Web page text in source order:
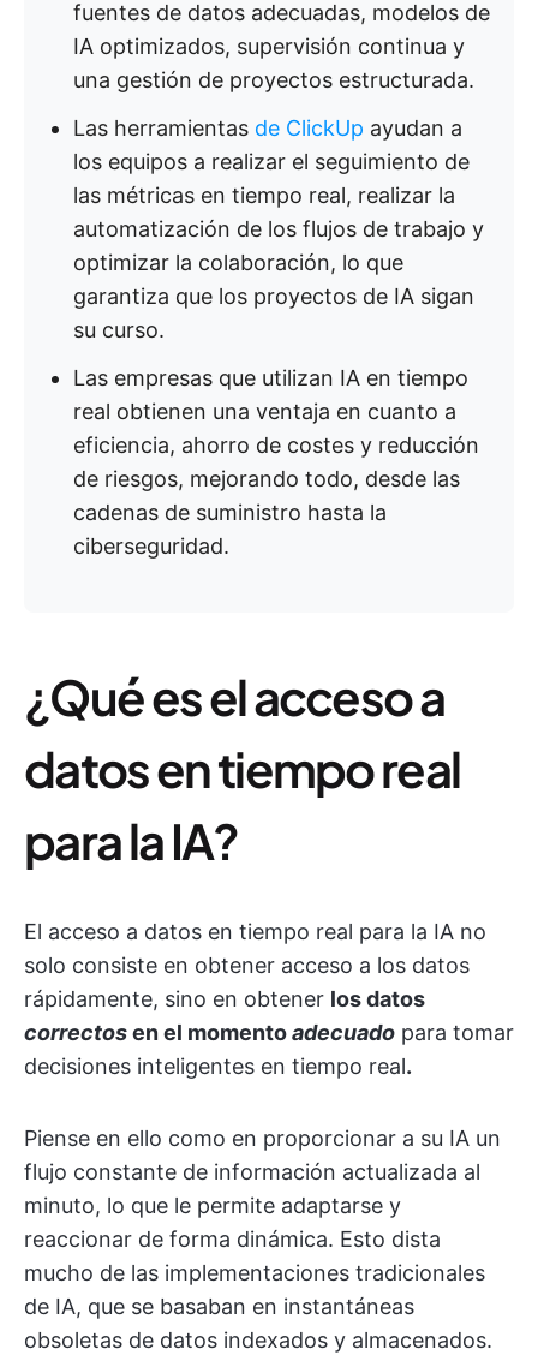
fuentes de datos adecuadas, modelos de
IA optimizados, supervisión continua y
una gestión de proyectos estructurada.
Las herramientas de ClickUp ayudan a
los equipos a realizar el seguimiento de
las métricas en tiempo real, realizar la
automatización de los flujos de trabajo y
optimizar la colaboración, lo que
garantiza que los proyectos de IA sigan
su curso.
Las empresas que utilizan IA en tiempo
real obtienen una ventaja en cuanto a
eficiencia, ahorro de costes y reducción
de riesgos, mejorando todo, desde las
cadenas de suministro hasta la
ciberseguridad.
¿Qué es el acceso a
datos en tiempo real
para la IA?
El acceso a datos en tiempo real para la IA no
solo consiste en obtener acceso a los datos
rápidamente, sino en obtener los datos
correctosen el momentoadecuado para tomar
decisiones inteligentes en tiempo real.
Piense en ello como en proporcionar a su IA un
flujo constante de información actualizada al
minuto, lo que le permite adaptarse y
reaccionar de forma dinámica. Esto dista
mucho de las implementaciones tradicionales
de IA, que se basaban en instantáneas
obsoletas de datos indexados y almacenados.